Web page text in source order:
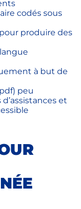
codés sous
produire des
à but de
peu
et